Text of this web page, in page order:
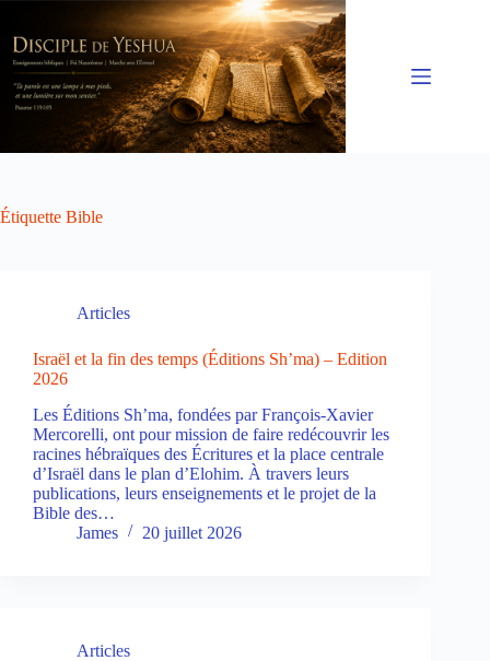
contenu
Étiquette Bible
Articles
Israël et la fin des temps (Éditions Sh’ma) – Edition
2026
Les Éditions Sh’ma, fondées par François-Xavier
Mercorelli, ont pour mission de faire redécouvrir les
racines hébraïques des Écritures et la place centrale
d’Israël dans le plan d’Elohim. À travers leurs
publications, leurs enseignements et le projet de la
Bible des…
James
20 juillet 2026
Articles